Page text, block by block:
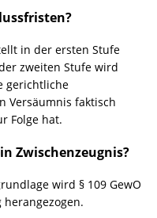
in der ersten Stufe
zweiten Stufe wird
gerichtliche
Versäumnis faktisch
Folge hat.
Zwischenzeugnis?
wird § 109 GewO